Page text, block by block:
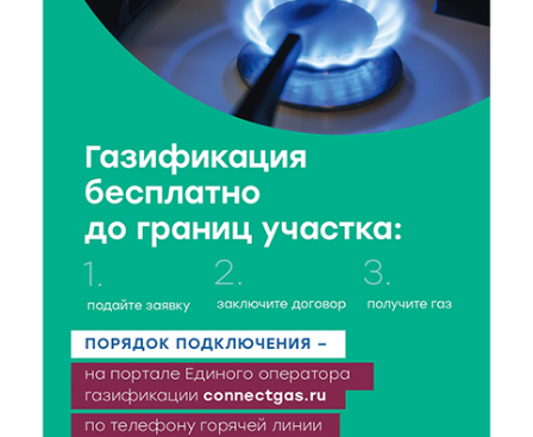
«Чайке»
7 Авг 2026 18:02 345
В Нило-Столобенской пустыни началась
реставрация фасада исторической
Крестовоздвиженской церкви
7 Авг 2026 18:01 232
День арбуза отметили ребята в Андреапольском
Доме культуры
7 Авг 2026 17:02 274
Названы первые победители программы «Земский
работник культуры» в Тверской области